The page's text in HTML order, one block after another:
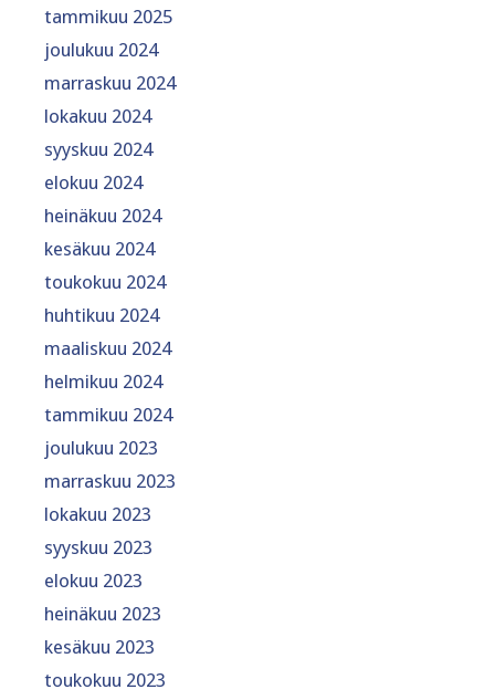
tammikuu 2025
joulukuu 2024
marraskuu 2024
lokakuu 2024
syyskuu 2024
elokuu 2024
heinäkuu 2024
kesäkuu 2024
toukokuu 2024
huhtikuu 2024
maaliskuu 2024
helmikuu 2024
tammikuu 2024
joulukuu 2023
marraskuu 2023
lokakuu 2023
syyskuu 2023
elokuu 2023
heinäkuu 2023
kesäkuu 2023
toukokuu 2023